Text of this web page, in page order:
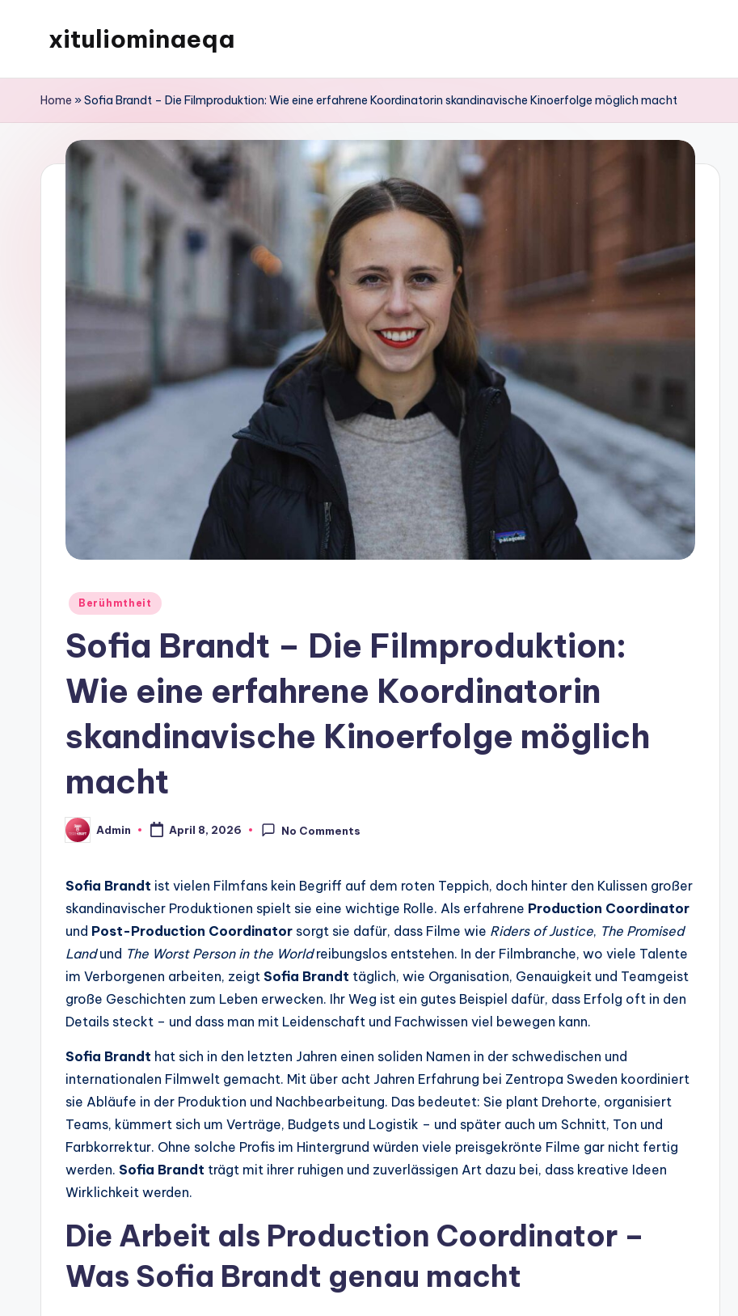
xituliominaeqa
Home »Sofia Brandt – Die Filmproduktion: Wie eine erfahrene Koordinatorin skandinavische Kinoerfolge möglich macht
Posted
Berühmtheit
Sofia Brandt – Die Filmproduktion:
Wie eine erfahrene Koordinatorin
skandinavische Kinoerfolge möglich
macht
Posted
by
Admin April 8, 2026 No Comments
Sofia Brandt ist vielen Filmfans kein Begriff auf dem roten Teppich, doch hinter den Kulissen großer
skandinavischer Produktionen spielt sie eine wichtige Rolle. Als erfahrene Production Coordinator
und Post-Production Coordinator sorgt sie dafür, dass Filme wie Riders of Justice, The Promised
Landund The Worst Person in the Worldreibungslos entstehen. In der Filmbranche, wo viele Talente
im Verborgenen arbeiten, zeigt Sofia Brandt täglich, wie Organisation, Genauigkeit und Teamgeist
große Geschichten zum Leben erwecken. Ihr Weg ist ein gutes Beispiel dafür, dass Erfolg oft in den
Details steckt – und dass man mit Leidenschaft und Fachwissen viel bewegen kann.
Sofia Brandt hat sich in den letzten Jahren einen soliden Namen in der schwedischen und
internationalen Filmwelt gemacht. Mit über acht Jahren Erfahrung bei Zentropa Sweden koordiniert
sie Abläufe in der Produktion und Nachbearbeitung. Das bedeutet: Sie plant Drehorte, organisiert
Teams, kümmert sich um Verträge, Budgets und Logistik – und später auch um Schnitt, Ton und
Farbkorrektur. Ohne solche Profis im Hintergrund würden viele preisgekrönte Filme gar nicht fertig
werden. Sofia Brandt trägt mit ihrer ruhigen und zuverlässigen Art dazu bei, dass kreative Ideen
Wirklichkeit werden.
Die Arbeit als Production Coordinator –
Was Sofia Brandt genau macht